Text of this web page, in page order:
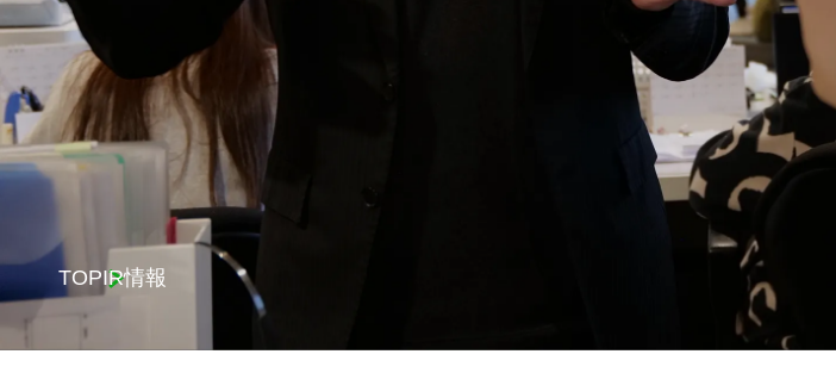
TOPIR情報